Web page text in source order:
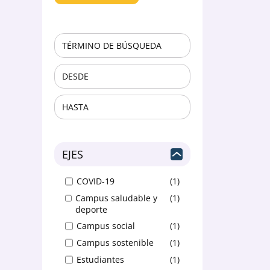
COVID-19
1
Campus saludable y
deporte
1
Campus social
1
Campus sostenible
1
Estudiantes
1